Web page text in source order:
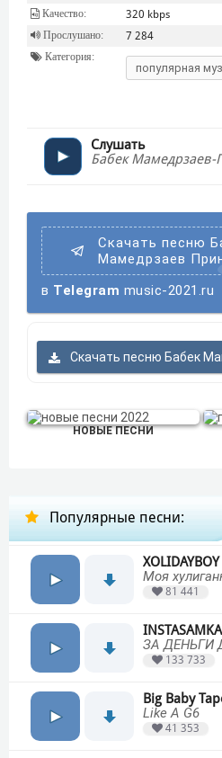
Качество: 320 kbps
Прослушано: 7 284
Категория:
популярная
Слушать
Бабек Мамедрзаев-
Скачать песню
Мамедрзаев
в Telegram music-2021.ru
Скачать песню Бабек
НОВЫЕ ПЕСНИ
Популярные песни:
XOLIDAYBOY
Моя
81 441
INSTASAMKA
ЗА ДЕНЬГИ
133 733
Big Baby
Like A G6
41 353